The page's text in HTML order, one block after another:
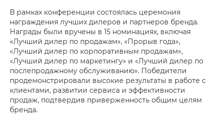
В рамках конференции состоялась церемония
награждения лучших дилеров и партнеров бренда.
Награды были вручены в 15 номинациях, включая
«Лучший дилер по продажам», «Прорыв года»,
«Лучший дилер по корпоративным продажам»,
«Лучший дилер по маркетингу» и «Лучший дилер по
послепродажному обслуживанию». Победители
продемонстрировали высокие результаты в работе с
клиентами, развитии сервиса и эффективности
продаж, подтвердив приверженность общим целям
бренда.